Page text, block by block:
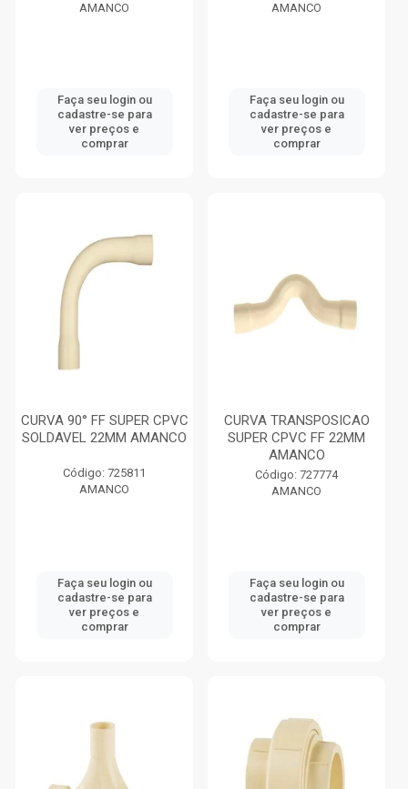
AMANCO
Faça seu login ou
cadastre-se para
ver preços e
comprar
AMANCO
Faça seu login ou
cadastre-se para
ver preços e
comprar
CURVA 90° FF SUPER CPVC
SOLDAVEL 22MM AMANCO
Código: 725811
AMANCO
Faça seu login ou
cadastre-se para
ver preços e
comprar
CURVA TRANSPOSICAO
SUPER CPVC FF 22MM
AMANCO
Código: 727774
AMANCO
Faça seu login ou
cadastre-se para
ver preços e
comprar